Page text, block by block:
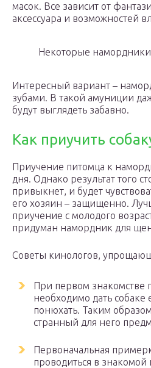
масок. Все зависит от
аксессуара и возможностей
Некоторые намордники
Интересный вариант –
зубами. В такой амуниции
будут выглядеть забавно.
Как приучить
Приучение питомца к
дня. Однако результат того
привыкнет, и будет
его хозяин – защищенно.
приучение с молодого
придуман намордник для
Советы кинологов,
При первом знакомстве
необходимо дать собаке
понюхать. Таким
странный для него
Первоначальная
проводиться в